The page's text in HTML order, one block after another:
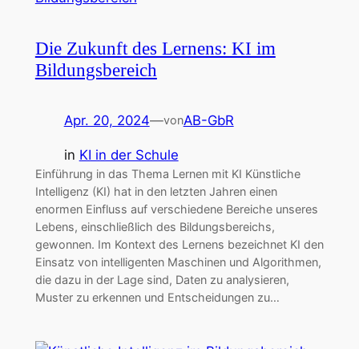
Die Zukunft des Lernens: KI im
Bildungsbereich
Apr. 20, 2024—vonAB-GbR
in KI in der Schule
Einführung in das Thema Lernen mit KI Künstliche
Intelligenz (KI) hat in den letzten Jahren einen
enormen Einfluss auf verschiedene Bereiche unseres
Lebens, einschließlich des Bildungsbereichs,
gewonnen. Im Kontext des Lernens bezeichnet KI den
Einsatz von intelligenten Maschinen und Algorithmen,
die dazu in der Lage sind, Daten zu analysieren,
Muster zu erkennen und Entscheidungen zu…